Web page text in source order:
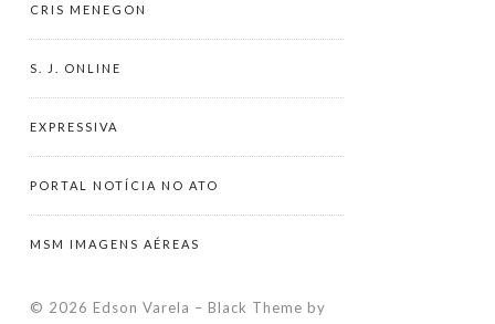
CRIS MENEGON
S. J. ONLINE
EXPRESSIVA
PORTAL NOTÍCIA NO ATO
MSM IMAGENS AÉREAS
© 2026 Edson Varela – Black Theme by